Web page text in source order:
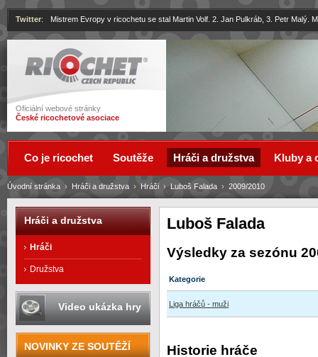
Ricochet
Oficiální webové stránky
České ricochetové asociace
Twitter: Mistrem Evropy v ricochetu se stal Martin Volf. 2. Jan Pulkráb, 3. Petr Malý.
Luboš Falada
Výsledky za sezónu
Kategorie
Liga hráčů - muži
Historie hráče
Úvodní stránka › Hráči a družstva › Hráči › Luboš Falada › 2009/2010
Co je ricochet Soutěže Hráči a družstva Kluby a
Hráči a družstva
Hráči
Družstva
Video ukázka hry
NOVINKY ZE SOUTĚŽÍ